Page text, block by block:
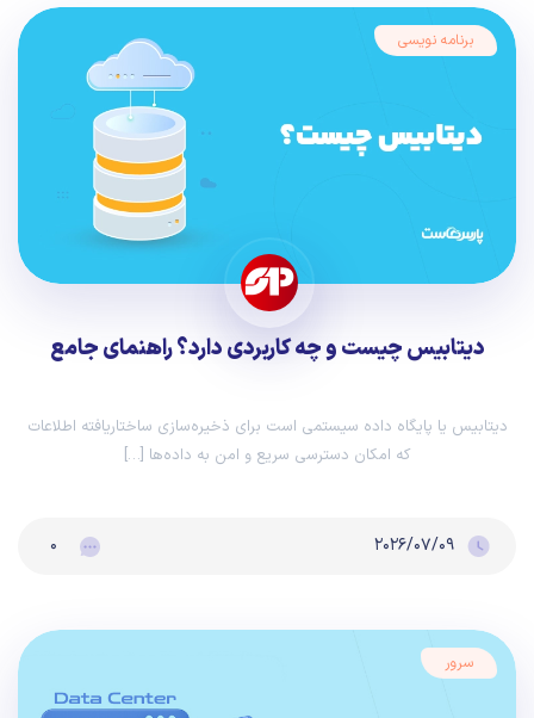
برنامه نویسی
دیتابیس چیست و چه کاربردی دارد؟ راهنمای جامع
دیتابیس یا پایگاه داده سیستمی است برای ذخیره‌سازی ساختاریافته اطلاعات
که امکان دسترسی سریع و امن به داده‌ها […]
۲۰۲۶/۰۷/۰۹ ۰
سرور